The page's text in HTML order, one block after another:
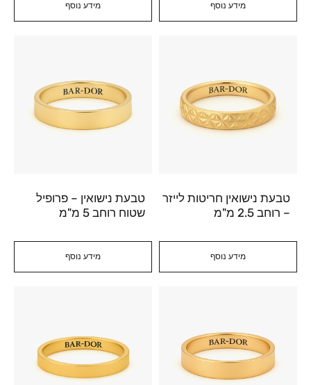
מידע נוסף מידע נוסף
מידע נוסף
טבעת נישואין חריטות לייזר
– רוחב 2.5 מ"מ
מידע נוסף
טבעת נישואין – פרופיל
שטוח רוחב 5 מ"מ